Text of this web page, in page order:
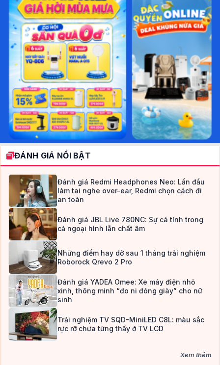
ĐÁNH GIÁ NỔI BẬT
Đánh giá Redmi Headphones Neo: Lần đầu
làm tai nghe over-ear, Redmi chọn cách đi
an toàn
Đánh giá JBL Live 780NC: Sự cá tính trong
cả ngoại hình lẫn chất âm
Những điểm hay dở sau 1 tháng trải nghiệm
Roborock Qrevo 2 Pro
Đánh giá YADEA Omee: Xe máy điện nhỏ
xinh, thông minh “đo ni đóng giày” cho nữ
sinh
Trải nghiệm TV SQD-MiniLED C8L: màu sắc
rực rỡ chưa từng thấy ở TV LCD
Xem thêm